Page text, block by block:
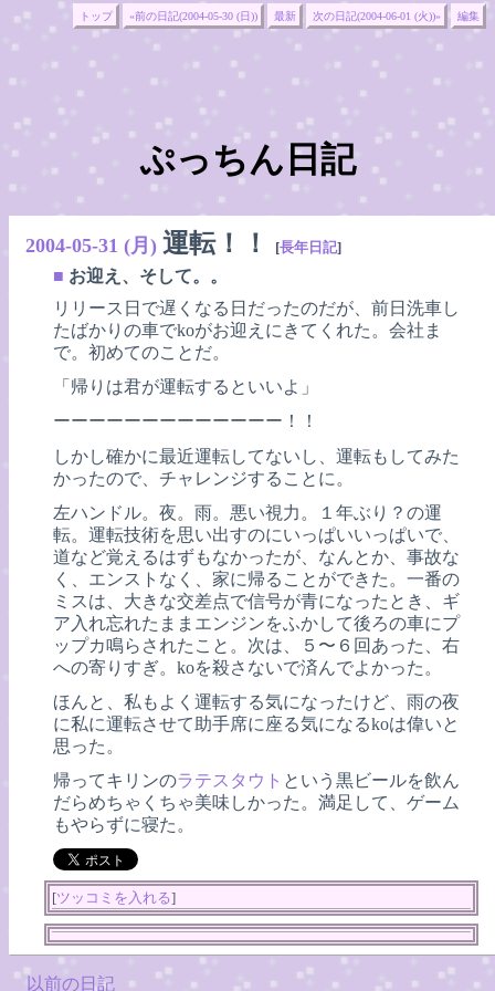
トップ «前の日記(2004-05-30 (日)) 最新 次の日記(2004-06-01 (火))» 編集
ぷっちん日記
2004-05-31 (月) 運転！！ [長年日記]
■ お迎え、そして。。
リリース日で遅くなる日だったのだが、前日洗車し
たばかりの車でkoがお迎えにきてくれた。会社ま
で。初めてのことだ。
「帰りは君が運転するといいよ」
ーーーーーーーーーーーーー！！
しかし確かに最近運転してないし、運転もしてみた
かったので、チャレンジすることに。
左ハンドル。夜。雨。悪い視力。１年ぶり？の運
転。運転技術を思い出すのにいっぱいいっぱいで、
道など覚えるはずもなかったが、なんとか、事故な
く、エンストなく、家に帰ることができた。一番の
ミスは、大きな交差点で信号が青になったとき、ギ
ア入れ忘れたままエンジンをふかして後ろの車にプ
ップカ鳴らされたこと。次は、５〜６回あった、右
への寄りすぎ。koを殺さないで済んでよかった。
ほんと、私もよく運転する気になったけど、雨の夜
に私に運転させて助手席に座る気になるkoは偉いと
思った。
帰ってキリンのラテスタウト という黒ビールを飲ん
だらめちゃくちゃ美味しかった。満足して、ゲーム
もやらずに寝た。
[ツッコミを入れる]
以前の日記